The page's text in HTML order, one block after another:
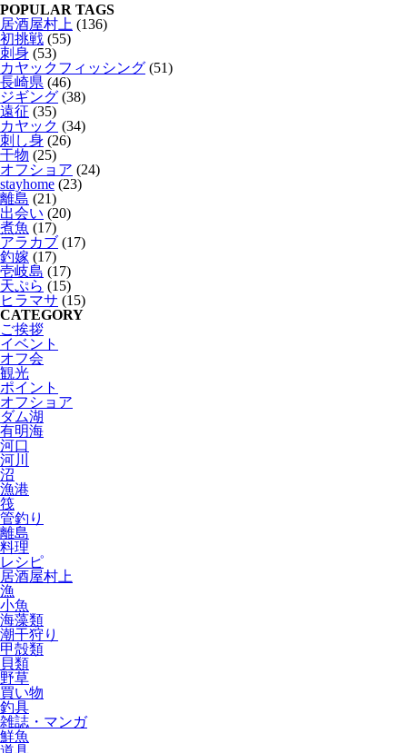
POPULAR TAGS
居酒屋村上 (136)
初挑戦 (55)
刺身 (53)
カヤックフィッシング (51)
長崎県 (46)
ジギング (38)
遠征 (35)
カヤック (34)
刺し身 (26)
干物 (25)
オフショア (24)
stayhome (23)
離島 (21)
出会い (20)
煮魚 (17)
アラカブ (17)
釣嫁 (17)
壱岐島 (17)
天ぷら (15)
ヒラマサ (15)
CATEGORY
ご挨拶
イベント
オフ会
観光
ポイント
オフショア
ダム湖
有明海
河口
河川
沼
漁港
筏
管釣り
離島
料理
レシピ
居酒屋村上
漁
小魚
海藻類
潮干狩り
甲殻類
貝類
野草
買い物
釣具
雑誌・マンガ
鮮魚